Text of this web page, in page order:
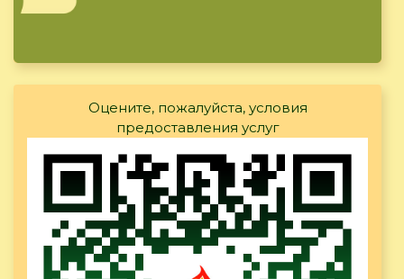
Оцените, пожалуйста, условия
предоставления услуг